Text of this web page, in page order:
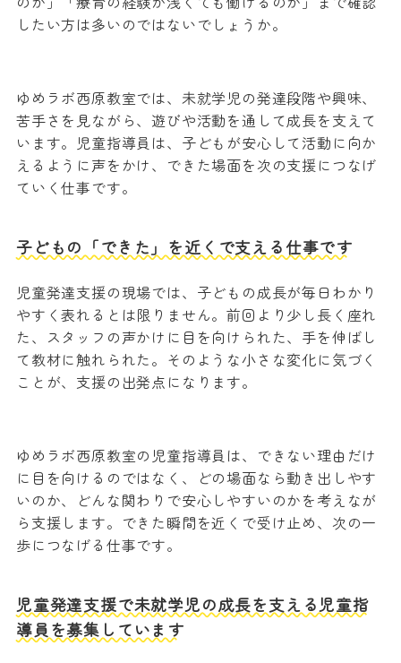
したい方は多いのではないでしょうか。
ゆめラボ西原教室では、未就学児の発達段階や興味、
苦手さを見ながら、遊びや活動を通して成長を支えて
います。児童指導員は、子どもが安心して活動に向か
えるように声をかけ、できた場面を次の支援につなげ
ていく仕事です。
子どもの「できた」を近くで支える仕事です
児童発達支援の現場では、子どもの成長が毎日わかり
やすく表れるとは限りません。前回より少し長く座れ
た、スタッフの声かけに目を向けられた、手を伸ばし
て教材に触れられた。そのような小さな変化に気づく
ことが、支援の出発点になります。
ゆめラボ西原教室の児童指導員は、できない理由だけ
に目を向けるのではなく、どの場面なら動き出しやす
いのか、どんな関わりで安心しやすいのかを考えなが
ら支援します。できた瞬間を近くで受け止め、次の一
歩につなげる仕事です。
児童発達支援で未就学児の成長を支える児童指
導員を募集しています